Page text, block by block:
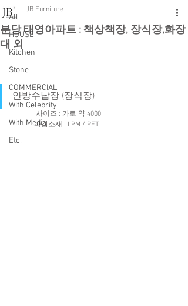
All
HOUSE
Kitchen
Stone
COMMERCIAL
With Celebrity
With Media
Etc.
분당 태영아파트 : 책상책장, 장식장,화장
대 외
JB Furniture
안방수납장 (장식장)
사이즈 : 가로 약 4000
마감소재 : LPM / PET